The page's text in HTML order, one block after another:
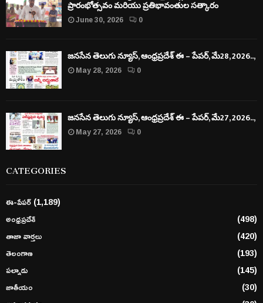
ప్రారంభోత్సవం మరియు ప్రతిభావంతుల సత్కారం
June 30, 2026
0
జనసేన తెలుగు న్యూస్, ఆంధ్రప్రదేశ్ ఈ – పేపర్, మే28, 2026..,
May 28, 2026
0
జనసేన తెలుగు న్యూస్, ఆంధ్రప్రదేశ్ ఈ – పేపర్, మే27, 2026..,
May 27, 2026
0
CATEGORIES
ఈ-పేపర్(1,189)
అంధ్రప్రదేశ్
(498)
తాజా వార్తలు
(420)
తెలంగాణ
(193)
పల్నాడు
(145)
జాతీయం
(30)